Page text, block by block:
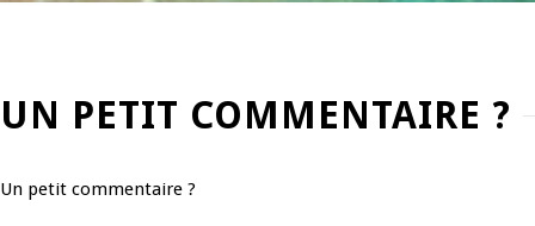
UN PETIT COMMENTAIRE ?
Un petit commentaire ?